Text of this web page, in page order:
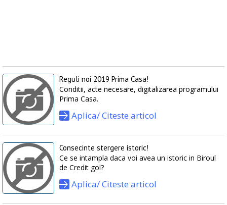
Reguli noi 2019 Prima Casa!
Conditii, acte necesare, digitalizarea programului
Prima Casa.
Aplica/ Citeste articol
Consecinte stergere istoric!
Ce se intampla daca voi avea un istoric in Biroul
de Credit gol?
Aplica/ Citeste articol